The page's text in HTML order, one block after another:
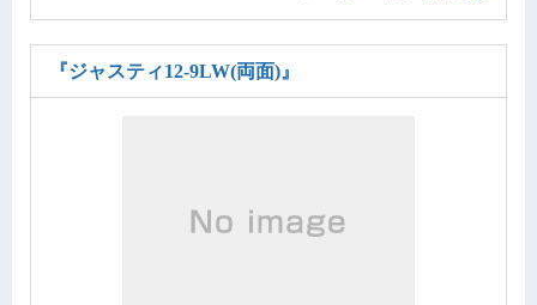
『ジャスティ12-9LW(両面)』